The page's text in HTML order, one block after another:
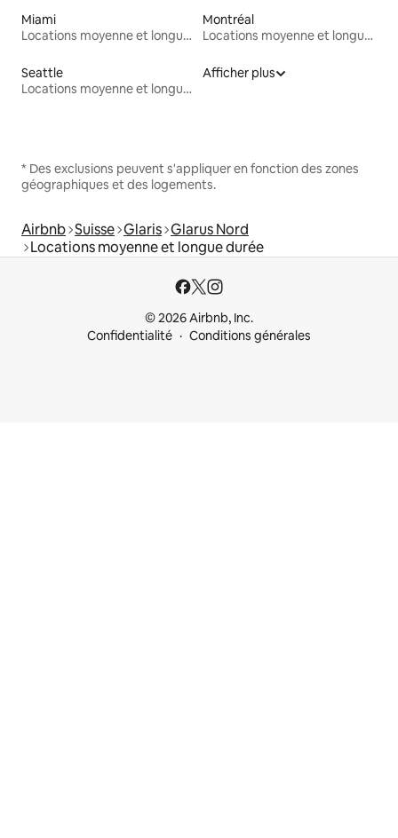
Miami
Locations moyenne et longue durée
Montréal
Locations moyenne et longue durée
Seattle
Locations moyenne et longue durée
Afficher plus
* Des exclusions peuvent s'appliquer en fonction des zones
géographiques et des logements.
Airbnb Suisse Glaris Glarus Nord
Locations moyenne et longue durée
© 2026 Airbnb, Inc.
Confidentialité
Conditions générales